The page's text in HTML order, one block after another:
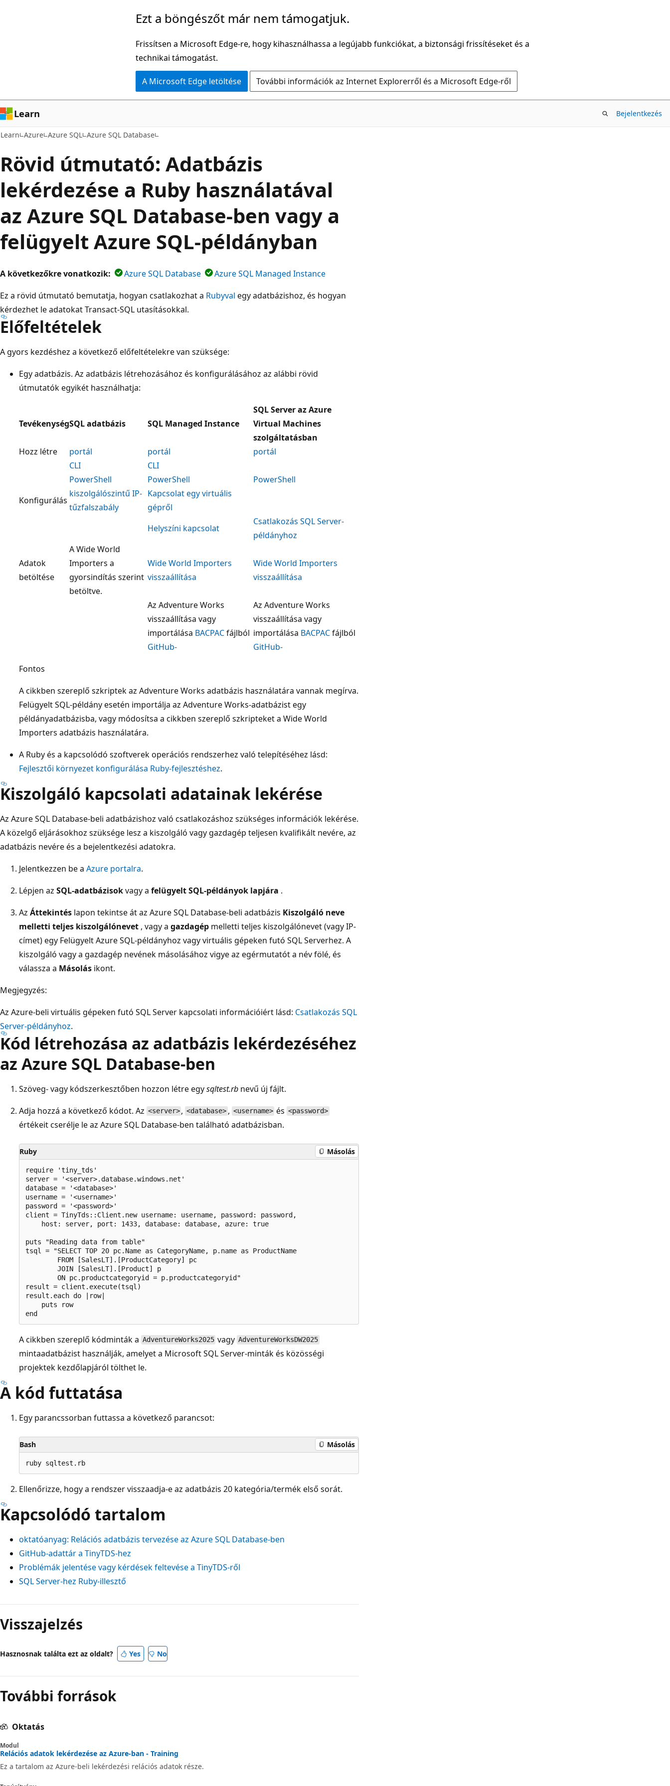
Ezt a böngészőt már nem támogatjuk.
Frissítsen a Microsoft Edge-re, hogy kihasználhassa a legújabb funkciókat, a biztonsági frissítéseket és a
technikai támogatást.
A Microsoft Edge letöltése További információk az Internet Explorerről és a Microsoft Edge-ről
Learn Bejelentkezés
Learn Azure Azure SQL Azure SQL Database
Rövid útmutató: Adatbázis
lekérdezése a Ruby használatával
az Azure SQL Database-ben vagy a
felügyelt Azure SQL-példányban
A következőkre vonatkozik: Azure SQL Database
Azure SQL Managed Instance
Ez a rövid útmutató bemutatja, hogyan csatlakozhat a Rubyval egy adatbázishoz, és hogyan
kérdezhet le adatokat Transact-SQL utasításokkal.
Előfeltételek
A gyors kezdéshez a következő előfeltételekre van szüksége:
Egy adatbázis. Az adatbázis létrehozásához és konfigurálásához az alábbi rövid
útmutatók egyikét használhatja:
TevékenységSQL adatbázis SQL Managed Instance
SQL Server az Azure
Virtual Machines
szolgáltatásban
Hozz létre
portál portál
portál
CLI
CLI
PowerShell
PowerShell
PowerShell
Konfigurálás
kiszolgálószintű IP-
tűzfalszabály
Kapcsolat egy virtuális
gépről
Helyszíni kapcsolat
Csatlakozás SQL Server-
példányhoz
Adatok
betöltése
A Wide World
Importers a
gyorsindítás szerint
betöltve.
Wide World Importers
visszaállítása
Wide World Importers
visszaállítása
Az Adventure Works
visszaállítása vagy
importálása BACPACfájlból
GitHub-
Az Adventure Works
visszaállítása vagy
importálása BACPACfájlból
GitHub-
Fontos
A cikkben szereplő szkriptek az Adventure Works adatbázis használatára vannak megírva.
Felügyelt SQL-példány esetén importálja az Adventure Works-adatbázist egy
példányadatbázisba, vagy módosítsa a cikkben szereplő szkripteket a Wide World
Importers adatbázis használatára.
A Ruby és a kapcsolódó szoftverek operációs rendszerhez való telepítéséhez lásd:
Fejlesztői környezet konfigurálása Ruby-fejlesztéshez.
Kiszolgáló kapcsolati adatainak lekérése
Az Azure SQL Database-beli adatbázishoz való csatlakozáshoz szükséges információk lekérése.
A közelgő eljárásokhoz szüksége lesz a kiszolgáló vagy gazdagép teljesen kvalifikált nevére, az
adatbázis nevére és a bejelentkezési adatokra.
Jelentkezzen be a Azure portalra.
Lépjen az SQL-adatbázisokvagy a felügyelt SQL-példányok lapjára .
Az Áttekintés lapon tekintse át az Azure SQL Database-beli adatbázis Kiszolgáló neve
melletti teljes kiszolgálónevet , vagy a gazdagép melletti teljes kiszolgálónevet (vagy IP-
címet) egy Felügyelt Azure SQL-példányhoz vagy virtuális gépeken futó SQL Serverhez. A
kiszolgáló vagy a gazdagép nevének másolásához vigye az egérmutatót a név fölé, és
válassza a Másolás ikont.
Megjegyzés:
Az Azure-beli virtuális gépeken futó SQL Server kapcsolati információiért lásd: Csatlakozás SQL
Server-példányhoz.
Kód létrehozása az adatbázis lekérdezéséhez
az Azure SQL Database-ben
Szöveg- vagy kódszerkesztőben hozzon létre egysqltest.rb nevű új fájlt.
Adja hozzá a következő kódot. Az <server> , <database> , <username> és <password>
értékeit cserélje le az Azure SQL Database-ben található adatbázisban.
Ruby Másolás
require 'tiny_tds'
server = '<server>.database.windows.net'
database = '<database>'
username = '<username>'
password = '<password>'
client = TinyTds::Client.new username: username, password: password,
    host: server, port: 1433, database: database, azure: true
puts "Reading data from table"
tsql = "SELECT TOP 20 pc.Name as CategoryName, p.name as ProductName
        FROM [SalesLT].[ProductCategory] pc
        JOIN [SalesLT].[Product] p
        ON pc.productcategoryid = p.productcategoryid"
result = client.execute(tsql)
result.each do |row|
    puts row
A cikkben szereplő kódminták a AdventureWorks2025 vagy AdventureWorksDW2025
mintaadatbázist használják, amelyet a Microsoft SQL Server-minták és közösségi
projektek kezdőlapjáról tölthet le.
A kód futtatása
Egy parancssorban futtassa a következő parancsot:
Bash Másolás
Ellenőrizze, hogy a rendszer visszaadja-e az adatbázis 20 kategória/termék első sorát.
Kapcsolódó tartalom
oktatóanyag: Relációs adatbázis tervezése az Azure SQL Database-ben
GitHub-adattár a TinyTDS-hez
Problémák jelentése vagy kérdések feltevése a TinyTDS-ről
SQL Server-hez Ruby-illesztő
Visszajelzés
Hasznosnak találta ezt az oldalt? Yes No
További források
Oktatás
Modul
Relációs adatok lekérdezése az Azure-ban - Training
Ez a tartalom az Azure-beli lekérdezési relációs adatok része.